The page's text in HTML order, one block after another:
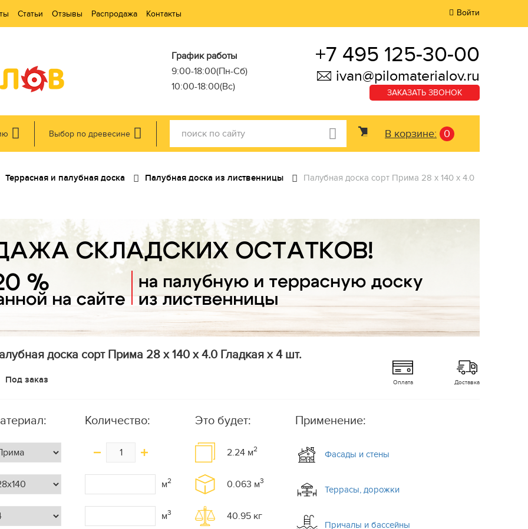
Статьи Отзывы Распродажа Контакты Войти
График работы
9:00-18:00(Пн-Сб)
10:00-18:00(Вс)
+7 495 125-30-00
ivan@pilomaterialov.ru
ЗАКАЗАТЬ ЗВОНОК
Выбор по древесине В корзине: 0
Террасная и палубная доска Палубная доска из лиственницы Палубная доска сорт Прима 28 x 140 x 4.0
доска сорт Прима 28 x 140 x 4.0 Гладкая x 4 шт.
Под заказ Оплата Доставка
Количество:
м2
м3
Это будет:
2.24 м2
0.063 м3
40.95 кг
Применение:
Фасады и стены
Террасы, дорожки
Причалы и бассейны